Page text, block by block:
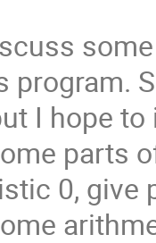
program.
I hope
parts
0, give